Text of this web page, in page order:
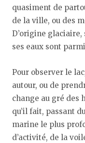
quasiment de
de la ville, ou des
D’origine
ses eaux sont
Pour observer le
autour, ou de
change au gré des
qu’il fait, passant
marine le plus
d’activité, de la